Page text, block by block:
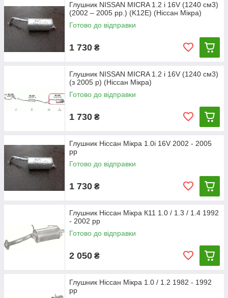
Глушник NISSAN MICRA 1.2 i 16V (1240 см3)
(2002 – 2005 рр.) (K12E) (Ніссан Мікра)
Готово до відправки
1 730 ₴
Глушник NISSAN MICRA 1.2 i 16V (1240 см3)
(з 2005 р) (Ніссан Мікра)
Готово до відправки
1 730 ₴
Глушник Ніссан Мікра 1.0i 16V 2002 - 2005
рр
Готово до відправки
1 730 ₴
Глушник Ніссан Мікра К11 1.0 / 1.3 / 1.4 1992
- 2002 рр
Готово до відправки
2 050 ₴
Глушник Ніссан Мікра 1.0 / 1.2 1982 - 1992
рр